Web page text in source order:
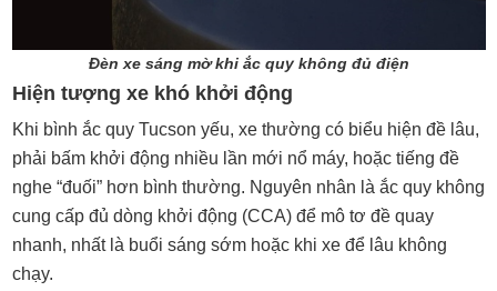
Đèn xe sáng mờ khi ắc quy không đủ điện
Hiện tượng xe khó khởi động
Khi bình ắc quy Tucson yếu, xe thường có biểu hiện đề lâu,
phải bấm khởi động nhiều lần mới nổ máy, hoặc tiếng đề
nghe “đuối” hơn bình thường. Nguyên nhân là ắc quy không
cung cấp đủ dòng khởi động (CCA) để mô tơ đề quay
nhanh, nhất là buổi sáng sớm hoặc khi xe để lâu không
chạy.